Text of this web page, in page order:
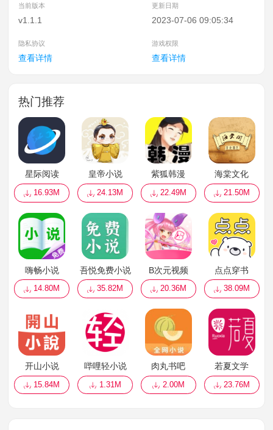
当前版本 更新日期
v1.1.1 2023-07-06 09:05:34
隐私协议 游戏权限
查看详情 查看详情
热门推荐
星际阅读
16.93M
皇帝小说
24.13M
紫狐韩漫
22.49M
海棠文化
21.50M
嗨畅小说
14.80M
吾悦免费小说
35.82M
B次元视频
20.36M
点点穿书
38.09M
开山小说
15.84M
哔哩轻小说
1.31M
肉丸书吧
2.00M
若夏文学
23.76M